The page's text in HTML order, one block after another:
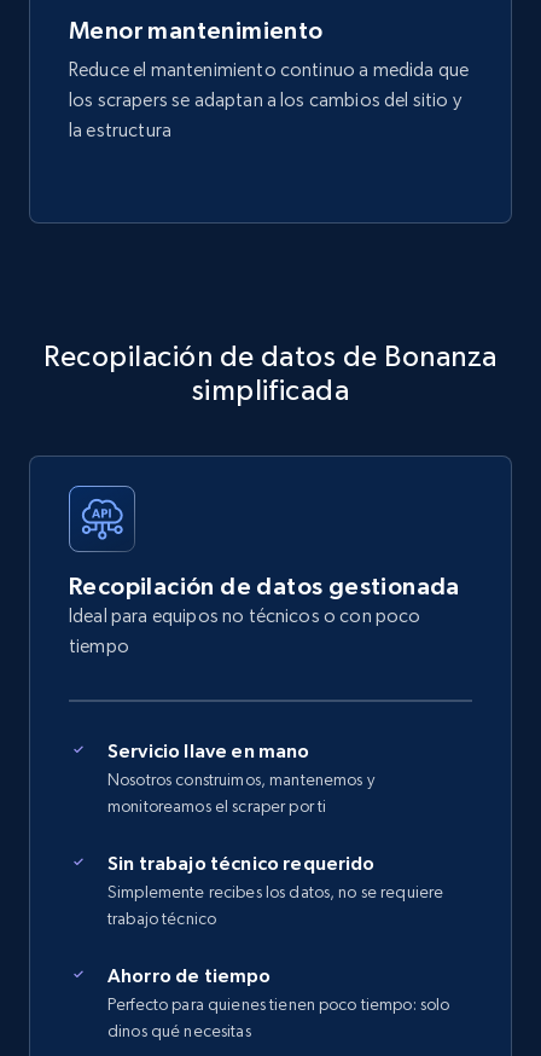
Menor mantenimiento
Reduce el mantenimiento continuo a medida que
los scrapers se adaptan a los cambios del sitio y
la estructura
Recopilación de datos de Bonanza
simplificada
Recopilación de datos gestionada
Ideal para equipos no técnicos o con poco
tiempo
Servicio llave en mano
Nosotros construimos, mantenemos y
monitoreamos el scraper por ti
Sin trabajo técnico requerido
Simplemente recibes los datos, no se requiere
trabajo técnico
Ahorro de tiempo
Perfecto para quienes tienen poco tiempo: solo
dinos qué necesitas